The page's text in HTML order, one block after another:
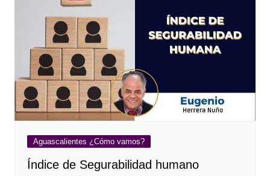
Aguascalientes ¿Cómo vamos?
Índice de Segurabilidad humano